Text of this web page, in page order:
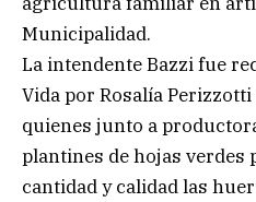
Municipalidad.
La intendente Bazzi fue
Vida por Rosalía
quienes junto a
plantines de hojas verdes
cantidad y calidad las